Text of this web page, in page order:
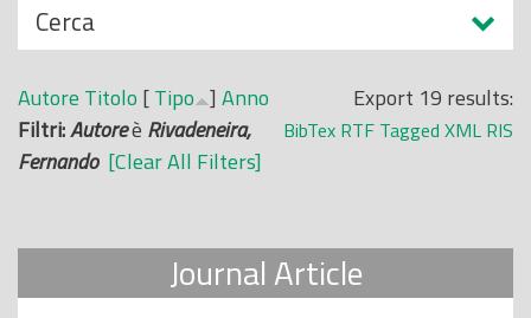
N
a
s
c
o
n
i
Cerca
Export 19 results:
BibTex RTF Tagged XML RIS
Autore Titolo [Tipo ] Anno
Filtri:Autoreè Rivadeneira,
Fernando [Clear All Filters]
Journal Article